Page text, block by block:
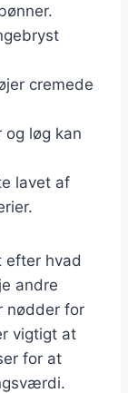
cremede
og løg kan
lavet af
efter hvad
andre
nødder for
vigtigt at
for at